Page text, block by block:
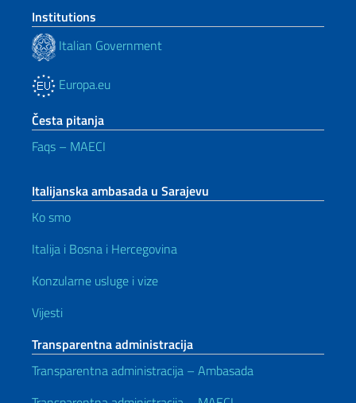
Institutions
Italian Government
Europa.eu
Česta pitanja
Faqs – MAECI
Italijanska ambasada u Sarajevu
Ko smo
Italija i Bosna i Hercegovina
Konzularne usluge i vize
Vijesti
Transparentna administracija
Transparentna administracija – Ambasada